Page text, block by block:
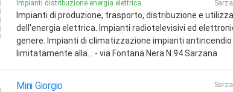
Impianti distribuzione energia elettrica
Impianti di produzione, trasporto, distribuzione e
dell'energia elettrica. Impianti radiotelevisivi ed
genere. Impianti di climatizzazione impianti antincendio
limitatamente alla... - via Fontana Nera N.94 Sarzana
Mini Giorgio